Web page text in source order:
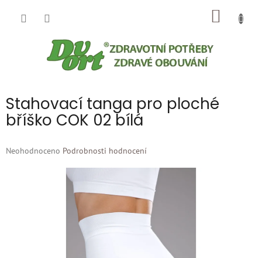
Stahovací tanga pro ploché
bříško COK 02 bílá
Průměrné
Neohodnoceno Podrobnosti hodnocení